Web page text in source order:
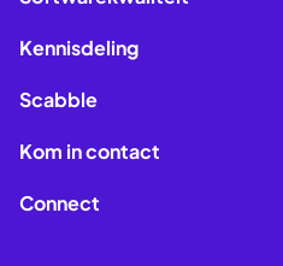
Kennisdeling
Scabble
Kom in contact
Connect